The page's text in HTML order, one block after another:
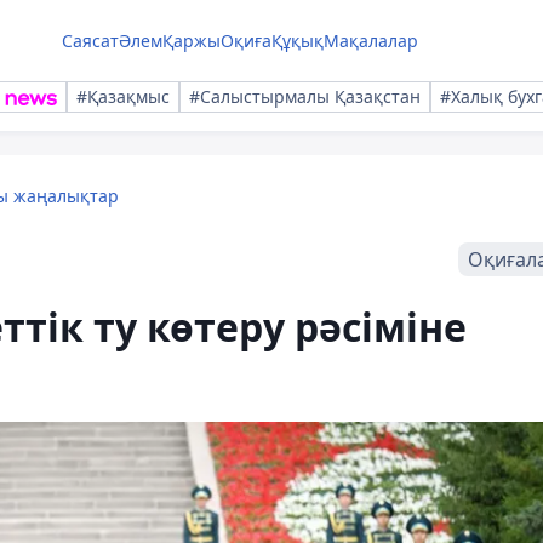
СаясатӘлемҚаржыОқиғаҚұқықМақалалар
#Қазақмыс #Салыстырмалы Қазақстан #Халық
жаңалықтар
ту көтеру рәсіміне